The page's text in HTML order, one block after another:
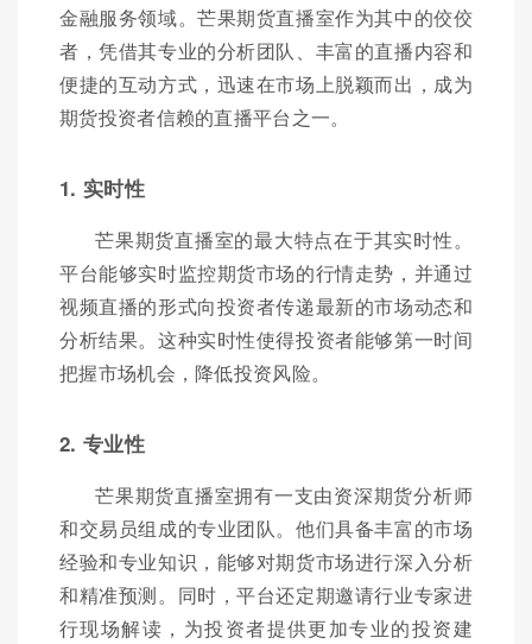
金融服务领域。芒果期货直播室作为其中的佼佼
者，凭借其专业的分析团队、丰富的直播内容和
便捷的互动方式，迅速在市场上脱颖而出，成为
期货投资者信赖的直播平台之一。
1. 实时性
芒果期货直播室的最大特点在于其实时性。
平台能够实时监控期货市场的行情走势，并通过
视频直播的形式向投资者传递最新的市场动态和
分析结果。这种实时性使得投资者能够第一时间
把握市场机会，降低投资风险。
2. 专业性
芒果期货直播室拥有一支由资深期货分析师
和交易员组成的专业团队。他们具备丰富的市场
经验和专业知识，能够对期货市场进行深入分析
和精准预测。同时，平台还定期邀请行业专家进
行现场解读，为投资者提供更加专业的投资建